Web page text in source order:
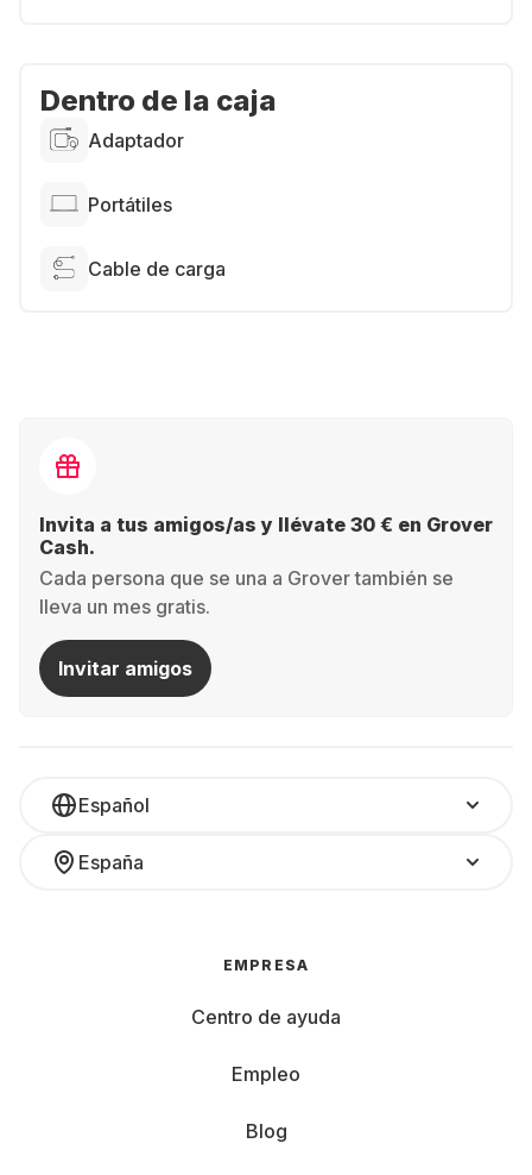
Dentro de la caja
Adaptador
Portátiles
Cable de carga
Invita a tus amigos/as y llévate 30 € en Grover
Cash.
Cada persona que se una a Grover también se
lleva un mes gratis.
Invitar amigos
Español
España
EMPRESA
Centro de ayuda
Empleo
Blog